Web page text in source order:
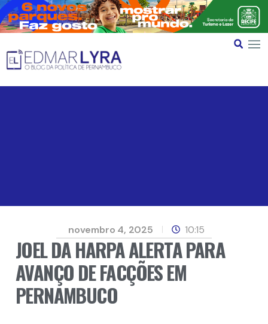
novembro 4, 2025 10:15
JOEL DA HARPA ALERTA PARA
AVANÇO DE FACÇÕES EM
PERNAMBUCO